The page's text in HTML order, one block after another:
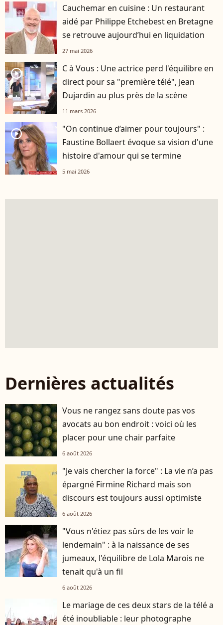
Cauchemar en cuisine : Un restaurant
aidé par Philippe Etchebest en Bretagne
se retrouve aujourd’hui en liquidation
27 mai 2026
player2
C à Vous : Une actrice perd l'équilibre en
direct pour sa "première télé", Jean
Dujardin au plus près de la scène
11 mars 2026
player2
"On continue d’aimer pour toujours" :
Faustine Bollaert évoque sa vision d'une
histoire d'amour qui se termine
5 mai 2026
Dernières actualités
Vous ne rangez sans doute pas vos
avocats au bon endroit : voici où les
placer pour une chair parfaite
6 août 2026
"Je vais chercher la force" : La vie n’a pas
épargné Firmine Richard mais son
discours est toujours aussi optimiste
6 août 2026
"Vous n'étiez pas sûrs de les voir le
lendemain" : à la naissance de ses
jumeaux, l'équilibre de Lola Marois ne
tenait qu'à un fil
6 août 2026
Le mariage de ces deux stars de la télé a
été inoubliable : leur photographe